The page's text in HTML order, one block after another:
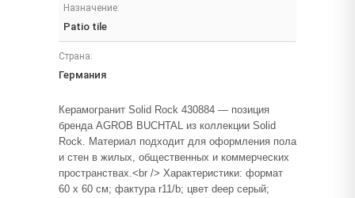
Назначение:
Patio tile
Страна:
Германия
Керамогранит Solid Rock 430884 — позиция
бренда AGROB BUCHTAL из коллекции Solid
Rock. Материал подходит для оформления пола
и стен в жилых, общественных и коммерческих
пространствах.<br /> Характеристики: формат
60 x 60 см; фактура r11/b; цвет deep серый;